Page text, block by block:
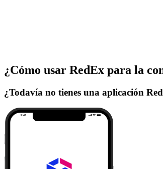
¿Cómo usar RedEx para la
¿Todavía no tienes una aplicación